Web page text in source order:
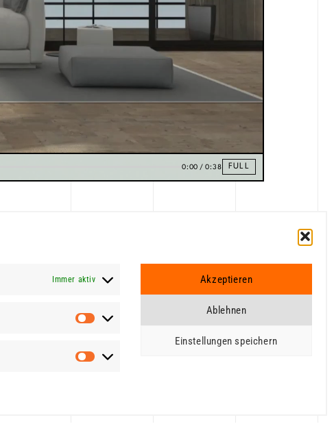
Immer aktiv
Statistiken
Marketing
Akzeptieren
Ablehnen
Einstellungen speichern
0:00 / 0:38 FULL